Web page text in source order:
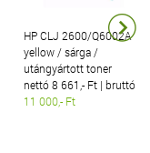
HP CLJ 2600/Q6002A
yellow / sárga /
utángyártott toner
nettó 8 661,- Ft | bruttó
11 000,- Ft